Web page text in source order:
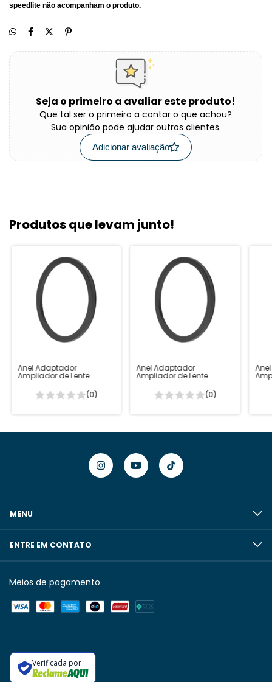
speedlite não acompanham o produto.
Seja o primeiro a avaliar este produto!
Que tal ser o primeiro a contar o que achou?
Sua opinião pode ajudar outros clientes.
Adicionar avaliação
Produtos que levam junto!
Anel Adaptador
Ampliador de Lente
(0)
Anel Adaptador
Ampliador de Lente
(0)
MENU
ENTRE EM CONTATO
Meios de pagamento
Verificada por